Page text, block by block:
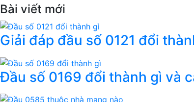
Bài viết mới
Giải đáp đầu số 0121 đổi
Đầu số 0169 đổi thành gì và